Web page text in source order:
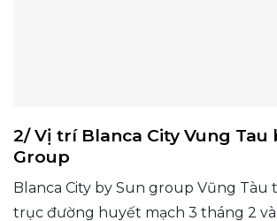
2/ Vị trí Blanca City Vung Tau
Group
Blanca City by Sun group Vũng Tàu
trục đường huyết mạch 3 tháng 2